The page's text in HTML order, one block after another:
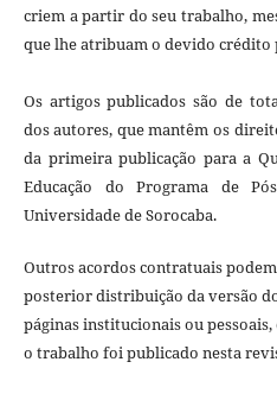
criem a partir do seu trabalho,
que lhe atribuam o devido crédito
Os artigos publicados são de
dos autores, que mantêm os
da primeira publicação para a
Educação do Programa de
Universidade de Sorocaba.
Outros acordos contratuais
posterior distribuição da versão
páginas institucionais ou
o trabalho foi publicado nesta